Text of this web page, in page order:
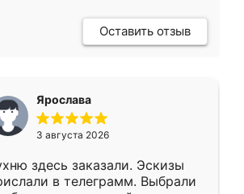
Оставить отзыв
Ярослава
3 августа 2026
здесь заказали. Эскизы
в телеграмм. Выбрали